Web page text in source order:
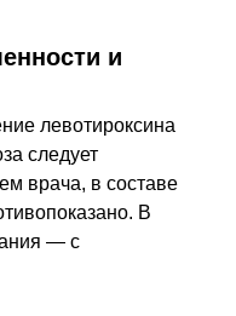
и
левотироксина
следует
врача, в составе
В
— с